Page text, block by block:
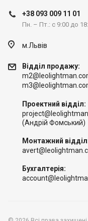
+38 093 009 11 01
Пн. – Пт.: с 9:00 до
м.Львів
Відділ продажу:
Проектний відділ:
(Андрій Фомський)
Монтажний
Бухгалтерія: